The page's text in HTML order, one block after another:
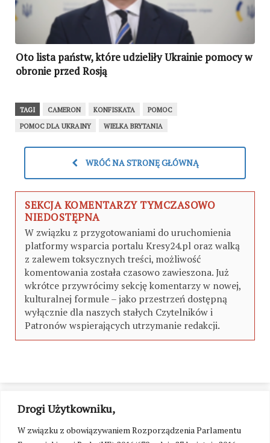
Drogi Użytkowniku,
W związku z obowiązywaniem Rozporządzenia Parlamentu
Oto lista państw, które udzieliły Ukrainie pomocy w
obronie przed Rosją
TAGI CAMERON KONFISKATA
POMOC
POMOC DLA UKRAINY
WIELKA BRYTANIA
WRÓĆ NA STRONĘ GŁÓWNĄ
SEKCJA KOMENTARZY TYMCZASOWO
NIEDOSTĘPNA
W związku z przygotowaniami do uruchomienia
platformy wsparcia portalu Kresy24.pl oraz walką
z zalewem toksycznych treści, możliwość
komentowania została czasowo zawieszona. Już
wkrótce przywrócimy sekcję komentarzy w nowej,
kulturalnej formule – jako przestrzeń dostępną
wyłącznie dla naszych stałych Czytelników i
Patronów wspierających utrzymanie redakcji.